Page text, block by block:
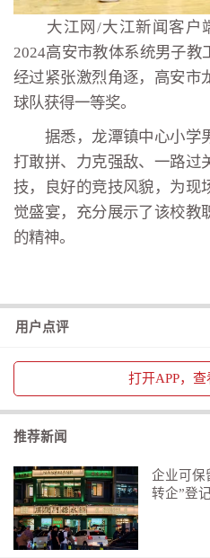
大江网/大江新闻客户
2024高安市教体系统男子教
经过紧张激烈角逐，高安市
球队获得一等奖。
据悉，龙潭镇中心小学
打敢拼、力克强敌、一路过
技，良好的竞技风貌，为现
觉盛宴，充分展示了该校教
的精神。
用户点评
打开APP，
推荐新闻
企业可保
转企”登